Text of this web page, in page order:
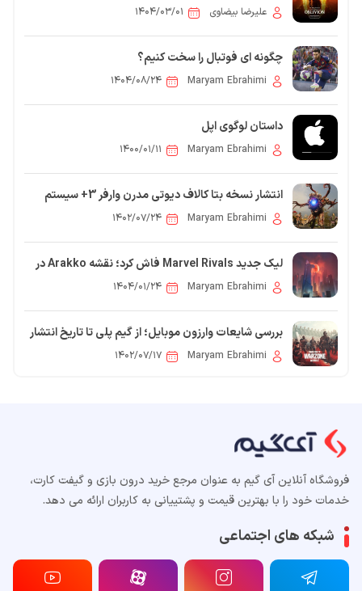
Remastered در فروش و جذب بازیکن
علیرضا بیضاوی ۱۴۰۴/۰۳/۰۱
چگونه ای فوتبال را سخت کنیم؟
Maryam Ebrahimi ۱۴۰۴/۰۸/۲۴
داستان لوگوی اپل
Maryam Ebrahimi ۱۴۰۰/۰۱/۱۱
انتشار نسخه بتا کالاف دیوتی مدرن وارفر 3+ سیستم
مورد نیاز
Maryam Ebrahimi ۱۴۰۲/۰۷/۲۴
لیک جدید Marvel Rivals فاش کرد؛ نقشه Arakko در
راه است
Maryam Ebrahimi ۱۴۰۴/۰۱/۲۴
بررسی شایعات وارزون موبایل؛ از گیم پلی تا تاریخ انتشار
Maryam Ebrahimi ۱۴۰۲/۰۷/۱۷
فروشگاه آنلاین آی گیم به عنوان مرجع خرید درون بازی و گیفت کارت،
خدمات خود را با بهترین قیمت و پشتییانی به کاربران ارائه می دهد.
شبکه های اجتماعی